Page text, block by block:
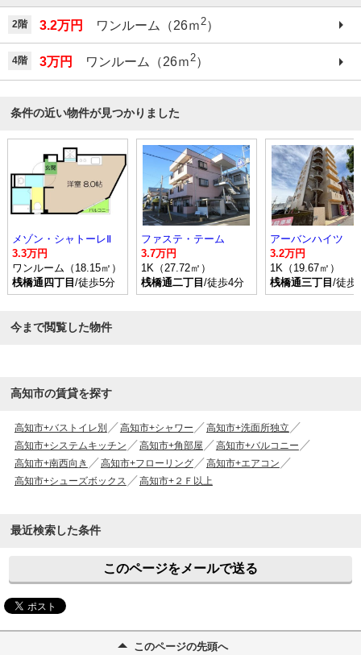
2階 3.2万円 ワンルーム（26ｍ2）
4階 3万円 ワンルーム（26ｍ2）
条件の近い物件が見つかりました
メゾン・シャトーレⅡ
3.3万円
ワンルーム（18.15㎡）
桟橋通四丁目/徒歩5分
ファステ・テーム
3.7万円
1K（27.72㎡）
桟橋通二丁目/徒歩4分
アーバンハイツ
3.2万円
1K（19.67㎡）
桟橋通三丁目/徒歩
今まで閲覧した物件
高知市の賃貸を探す
高知市+バストイレ別 高知市+シャワー
高知市+洗面所独立
高知市+システムキッチン
高知市+角部屋
高知市+バルコニー
高知市+南西向き
高知市+フローリング
高知市+エアコン
高知市+シューズボックス
高知市+２Ｆ以上
最近検索した条件
このページをメールで送る
このページの先頭へ